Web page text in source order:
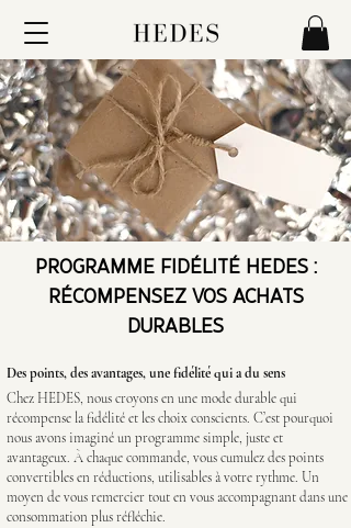
PROGRAMME FIDÉLITÉ HEDES :
RÉCOMPENSEZ VOS ACHATS
DURABLES
Des points, des avantages, une fidélité qui a du sens
Chez HEDES, nous croyons en une mode durable qui
récompense la fidélité et les choix conscients. C’est pourquoi
nous avons imaginé un programme simple, juste et
avantageux. À chaque commande, vous cumulez des points
convertibles en réductions, utilisables à votre rythme. Un
moyen de vous remercier tout en vous accompagnant dans une
consommation plus réfléchie.